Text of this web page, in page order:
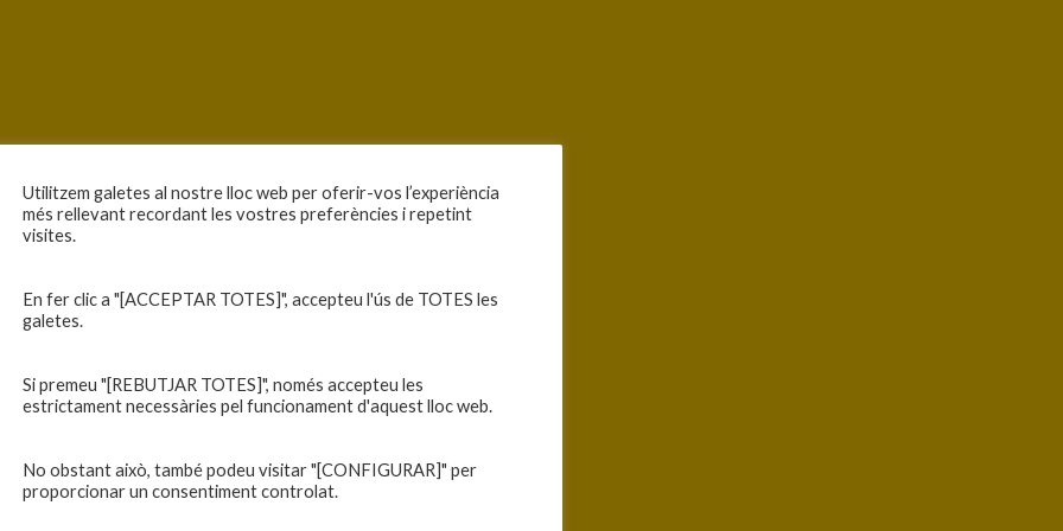
Utilitzem galetes al nostre lloc web per oferir-vos l’experiència
més rellevant recordant les vostres preferències i repetint
visites.
En fer clic a "[ACCEPTAR TOTES]", accepteu l'ús de TOTES les
galetes.
Si premeu "[REBUTJAR TOTES]", només accepteu les
estrictament necessàries pel funcionament d'aquest lloc web.
No obstant això, també podeu visitar "[CONFIGURAR]" per
proporcionar un consentiment controlat.